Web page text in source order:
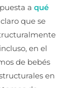
a qué
que se
en el
de bebés
en